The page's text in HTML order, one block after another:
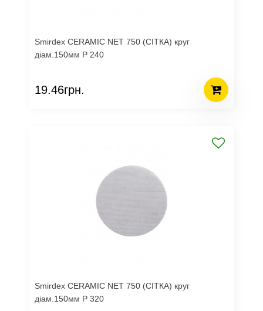
Smirdex CERAMIC NET 750 (СІТКА) круг
діам.150мм Р 240
19.46грн.
Smirdex CERAMIC NET 750 (СІТКА) круг
діам.150мм Р 320